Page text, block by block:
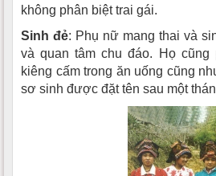
không phân biệt trai gái.
Sinh đẻ: Phụ nữ mang thai và
và quan tâm chu đáo. Họ cũng
kiêng cấm trong ăn uống cũng
sơ sinh được đặt tên sau một